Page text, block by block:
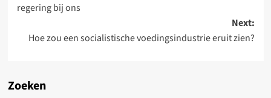
regering bij ons
Next:
Hoe zou een socialistische voedingsindustrie eruit zien?
Zoeken